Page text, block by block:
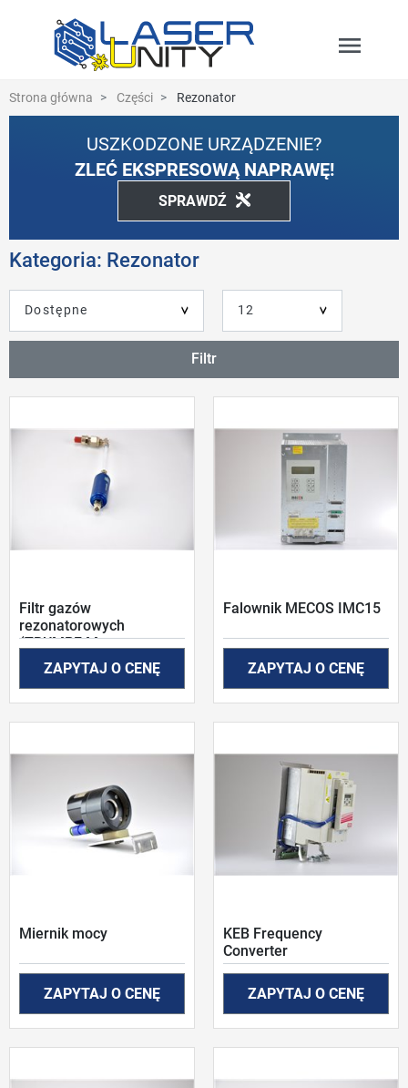
menu
Strona główna Części Rezonator
USZKODZONE URZĄDZENIE?
ZLEĆ EKSPRESOWĄ NAPRAWĘ!
SPRAWDŹ
Kategoria: Rezonator
Filtr
Filtr gazów
rezonatorowych
(TRUMPF Mat.nr:
0358457)
ZAPYTAJ O CENĘ
Falownik MECOS IMC15
ZAPYTAJ O CENĘ
Miernik mocy
ZAPYTAJ O CENĘ
KEB Frequency
Converter
ZAPYTAJ O CENĘ